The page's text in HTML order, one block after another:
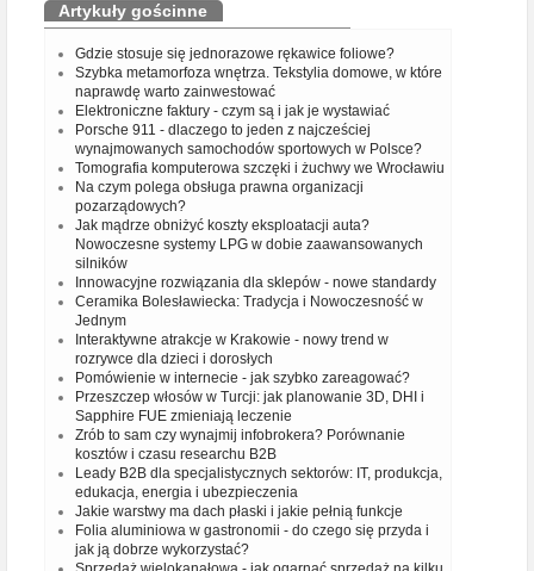
Artykuły gościnne
Gdzie stosuje się jednorazowe rękawice foliowe?
Szybka metamorfoza wnętrza. Tekstylia domowe, w które
naprawdę warto zainwestować
Elektroniczne faktury - czym są i jak je wystawiać
Porsche 911 - dlaczego to jeden z najcześciej
wynajmowanych samochodów sportowych w Polsce?
Tomografia komputerowa szczęki i żuchwy we Wrocławiu
Na czym polega obsługa prawna organizacji
pozarządowych?
Jak mądrze obniżyć koszty eksploatacji auta?
Nowoczesne systemy LPG w dobie zaawansowanych
silników
Innowacyjne rozwiązania dla sklepów - nowe standardy
Ceramika Bolesławiecka: Tradycja i Nowoczesność w
Jednym
Interaktywne atrakcje w Krakowie - nowy trend w
rozrywce dla dzieci i dorosłych
Pomówienie w internecie - jak szybko zareagować?
Przeszczep włosów w Turcji: jak planowanie 3D, DHI i
Sapphire FUE zmieniają leczenie
Zrób to sam czy wynajmij infobrokera? Porównanie
kosztów i czasu researchu B2B
Leady B2B dla specjalistycznych sektorów: IT, produkcja,
edukacja, energia i ubezpieczenia
Jakie warstwy ma dach płaski i jakie pełnią funkcje
Folia aluminiowa w gastronomii - do czego się przyda i
jak ją dobrze wykorzystać?